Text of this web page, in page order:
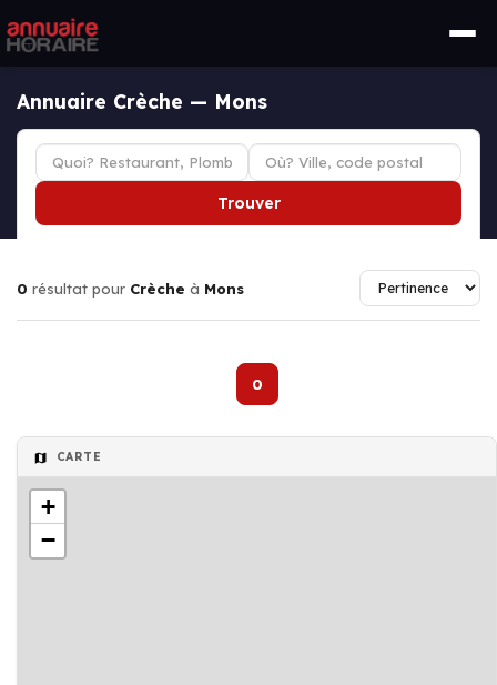
Annuaire Crèche — Mons
Trouver
0 résultat pour Crèche à Mons
0
CARTE
+
−